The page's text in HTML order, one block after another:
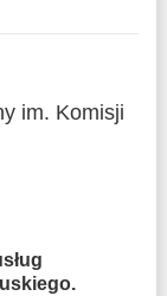
im. Komisji